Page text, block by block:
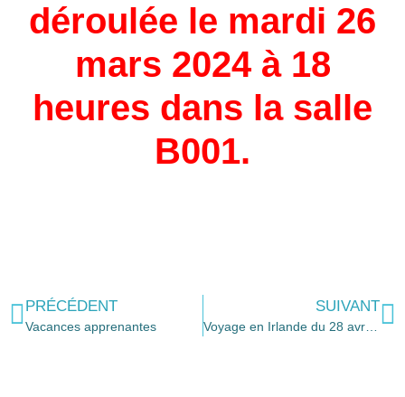
déroulée le mardi 26
mars 2024 à 18
heures dans la salle
B001.
PRÉCÉDENT
Vacances apprenantes
SUIVANT
Voyage en Irlande du 28 avril au 3 mai 2024